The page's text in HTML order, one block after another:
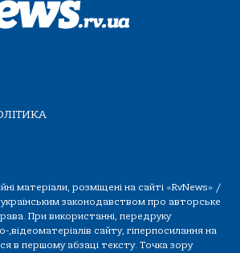
матеріали, розміщені на сайті «RvNews» /
законодавством про авторське
При використанні, передруку
сайту, гіперпосилання на
в першому абзаці тексту. Точка зору